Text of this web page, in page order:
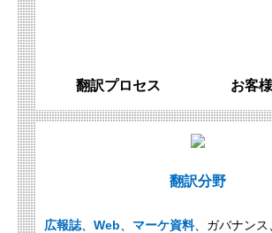
翻訳プロセス お客
翻訳分野
広報誌 Web マーケ資料、ガバナンス